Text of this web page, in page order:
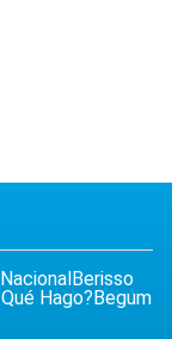
NacionalBerisso
Hago?Begum